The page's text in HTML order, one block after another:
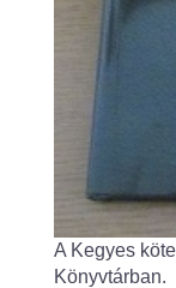
Kultúra
IKSZT -
Könyvtár
A Kegyes
Könyvtárban.